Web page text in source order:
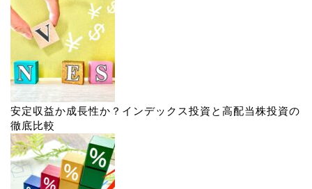
安定収益か成長性か？インデックス投資と高配当株投資の
徹底比較